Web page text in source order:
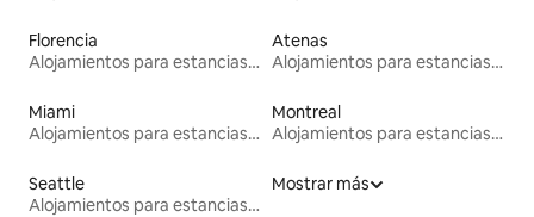
Florencia
Alojamientos para estancias largas
Atenas
Alojamientos para estancias largas
Miami
Alojamientos para estancias largas
Montreal
Alojamientos para estancias largas
Seattle
Alojamientos para estancias largas
Mostrar más